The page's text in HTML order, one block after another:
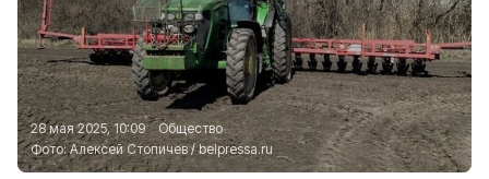
28 мая 2025, 10:09
Общество
Фото:Алексей Стопичев / belpressa.ru